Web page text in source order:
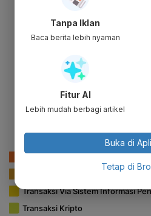
Tanpa Iklan
Baca berita lebih nyaman
Fitur AI
Lebih mudah berbagi artikel
Buka di
Tetap di